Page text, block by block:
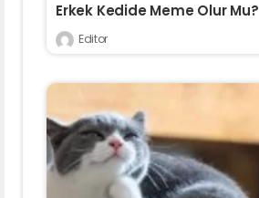
Erkek Kedide Meme Olur Mu?
Editor